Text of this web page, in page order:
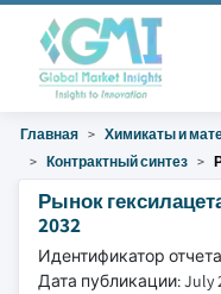
Главная Химикаты и
Контрактный синтез
Рынок
2032
Идентификатор
Дата публикации: July